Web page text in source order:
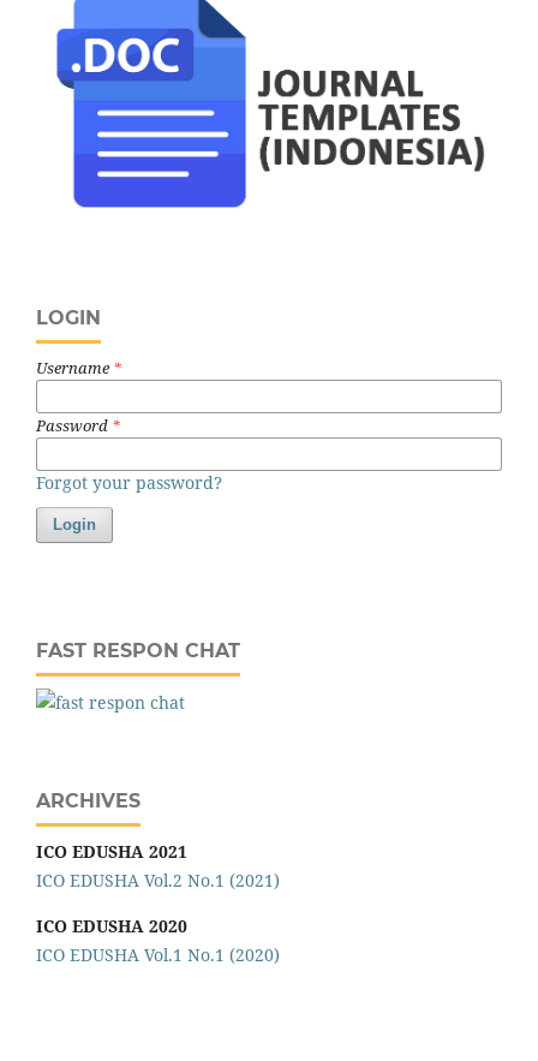
LOGIN
Username*
Password *
Forgot your password?
Login
FAST RESPON CHAT
ARCHIVES
ICO EDUSHA 2021
ICO EDUSHA Vol.2 No.1 (2021)
ICO EDUSHA 2020
ICO EDUSHA Vol.1 No.1 (2020)